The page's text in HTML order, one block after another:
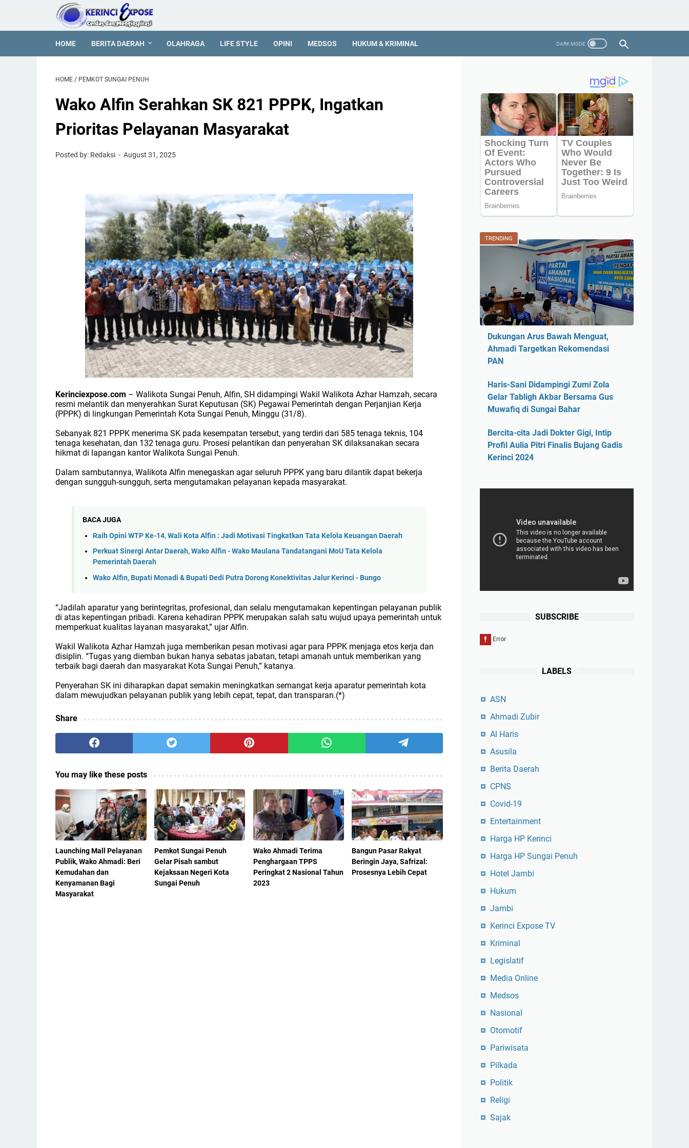
HOME BERITA DAERAH OLAHRAGA LIFE STYLE OPINI MEDSOS HUKUM & KRIMINAL
HOME / PEMKOT SUNGAI PENUH
Wako Alfin Serahkan SK 821 PPPK, Ingatkan
Prioritas Pelayanan Masyarakat
Posted by: Redaksi August 31, 2025
Kerinciexpose.com – Walikota Sungai Penuh, Alfin, SH didampingi Wakil Walikota Azhar Hamzah, secara
resmi melantik dan menyerahkan Surat Keputusan (SK) Pegawai Pemerintah dengan Perjanjian Kerja
(PPPK) di lingkungan Pemerintah Kota Sungai Penuh, Minggu (31/8).
Sebanyak 821 PPPK menerima SK pada kesempatan tersebut, yang terdiri dari 585 tenaga teknis, 104
tenaga kesehatan, dan 132 tenaga guru. Prosesi pelantikan dan penyerahan SK dilaksanakan secara
hikmat di lapangan kantor Walikota Sungai Penuh.
Dalam sambutannya, Walikota Alfin menegaskan agar seluruh PPPK yang baru dilantik dapat bekerja
dengan sungguh-sungguh, serta mengutamakan pelayanan kepada masyarakat.
BACA JUGA
Raih Opini WTP Ke-14, Wali Kota Alfin : Jadi Motivasi Tingkatkan Tata Kelola Keuangan Daerah
Perkuat Sinergi Antar Daerah, Wako Alfin - Wako Maulana Tandatangani MoU Tata Kelola
Pemerintah Daerah
Wako Alfin, Bupati Monadi & Bupati Dedi Putra Dorong Konektivitas Jalur Kerinci - Bungo
“Jadilah aparatur yang berintegritas, profesional, dan selalu mengutamakan kepentingan pelayanan publik
di atas kepentingan pribadi. Karena kehadiran PPPK merupakan salah satu wujud upaya pemerintah untuk
memperkuat kualitas layanan masyarakat,” ujar Alfin.
Wakil Walikota Azhar Hamzah juga memberikan pesan motivasi agar para PPPK menjaga etos kerja dan
disiplin. “Tugas yang diemban bukan hanya sebatas jabatan, tetapi amanah untuk memberikan yang
terbaik bagi daerah dan masyarakat Kota Sungai Penuh,” katanya.
Penyerahan SK ini diharapkan dapat semakin meningkatkan semangat kerja aparatur pemerintah kota
dalam mewujudkan pelayanan publik yang lebih cepat, tepat, dan transparan.(*)
Share
You may like these posts
Launching Mall Pelayanan
Publik, Wako Ahmadi: Beri
Kemudahan dan
Kenyamanan Bagi
Masyarakat
Pemkot Sungai Penuh
Gelar Pisah sambut
Kejaksaan Negeri Kota
Sungai Penuh
Wako Ahmadi Terima
Penghargaan TPPS
Peringkat 2 Nasional Tahun
2023
Bangun Pasar Rakyat
Beringin Jaya, Safrizal:
Prosesnya Lebih Cepat
TRENDING
Dukungan Arus Bawah Menguat,
Ahmadi Targetkan Rekomendasi
PAN
Haris-Sani Didampingi Zumi Zola
Gelar Tabligh Akbar Bersama Gus
Muwafiq di Sungai Bahar
Bercita-cita Jadi Dokter Gigi, Intip
Profil Aulia Pitri Finalis Bujang Gadis
Kerinci 2024
SUBSCRIBE
LABELS
ASN
Ahmadi Zubir
Al Haris
Asusila
Berita Daerah
CPNS
Covid-19
Entertainment
Harga HP Kerinci
Harga HP Sungai Penuh
Hotel Jambi
Hukum
Jambi
Kerinci Expose TV
Kriminal
Legislatif
Media Online
Medsos
Nasional
Otomotif
Pariwisata
Pilkada
Politik
Religi
Sajak